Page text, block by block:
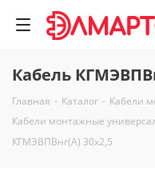
Кабель
Главная - Каталог - Кабели
Кабели монтажные
КГМЭВПВнг(А) 30х2,5